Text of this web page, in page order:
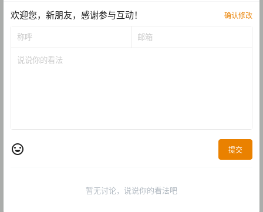
欢迎您，新朋友，感谢参与互动！ 确认修改
提交
暂无讨论，说说你的看法吧